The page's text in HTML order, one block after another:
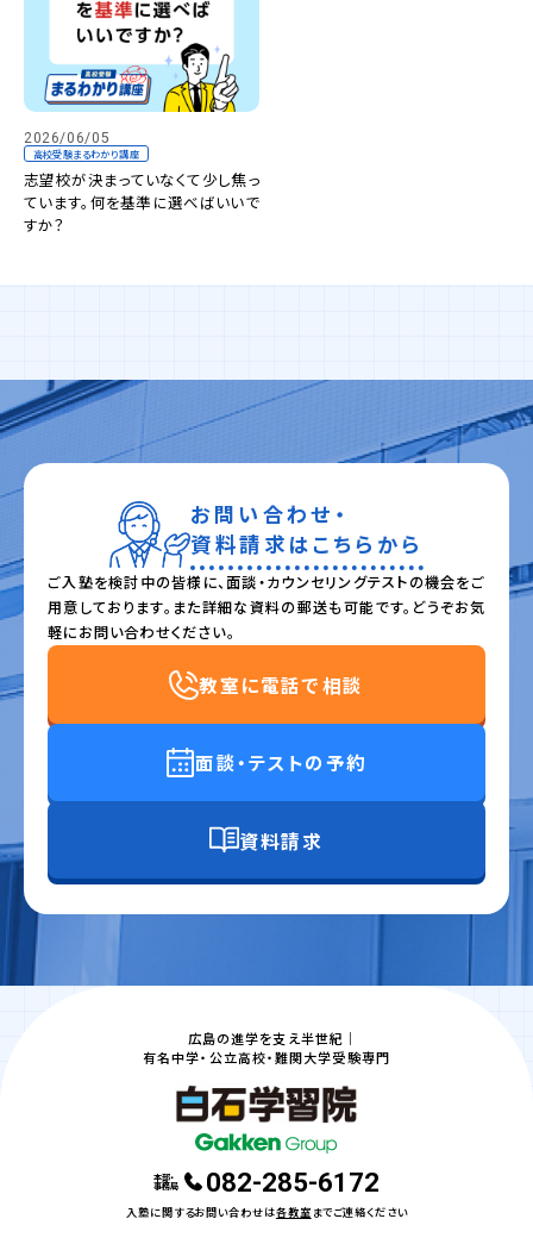
2026/06/05
高校受験まるわかり講座
志望校が決まっていなくて少し焦っ
ています。何を基準に選べばいいで
すか？
お問い合わせ・
資料請求はこちらから
ご入塾を検討中の皆様に、面談・カウンセリングテストの機会をご
用意しております。また詳細な資料の郵送も可能です。どうぞお気
軽にお問い合わせください。
教室に電話で相談
面談・テストの予約
資料請求
広島の進学を支え半世紀｜
有名中学・公立高校・難関大学受験専門
本部・
事務局 082-285-6172
入塾に関するお問い合わせは各教室 までご連絡ください